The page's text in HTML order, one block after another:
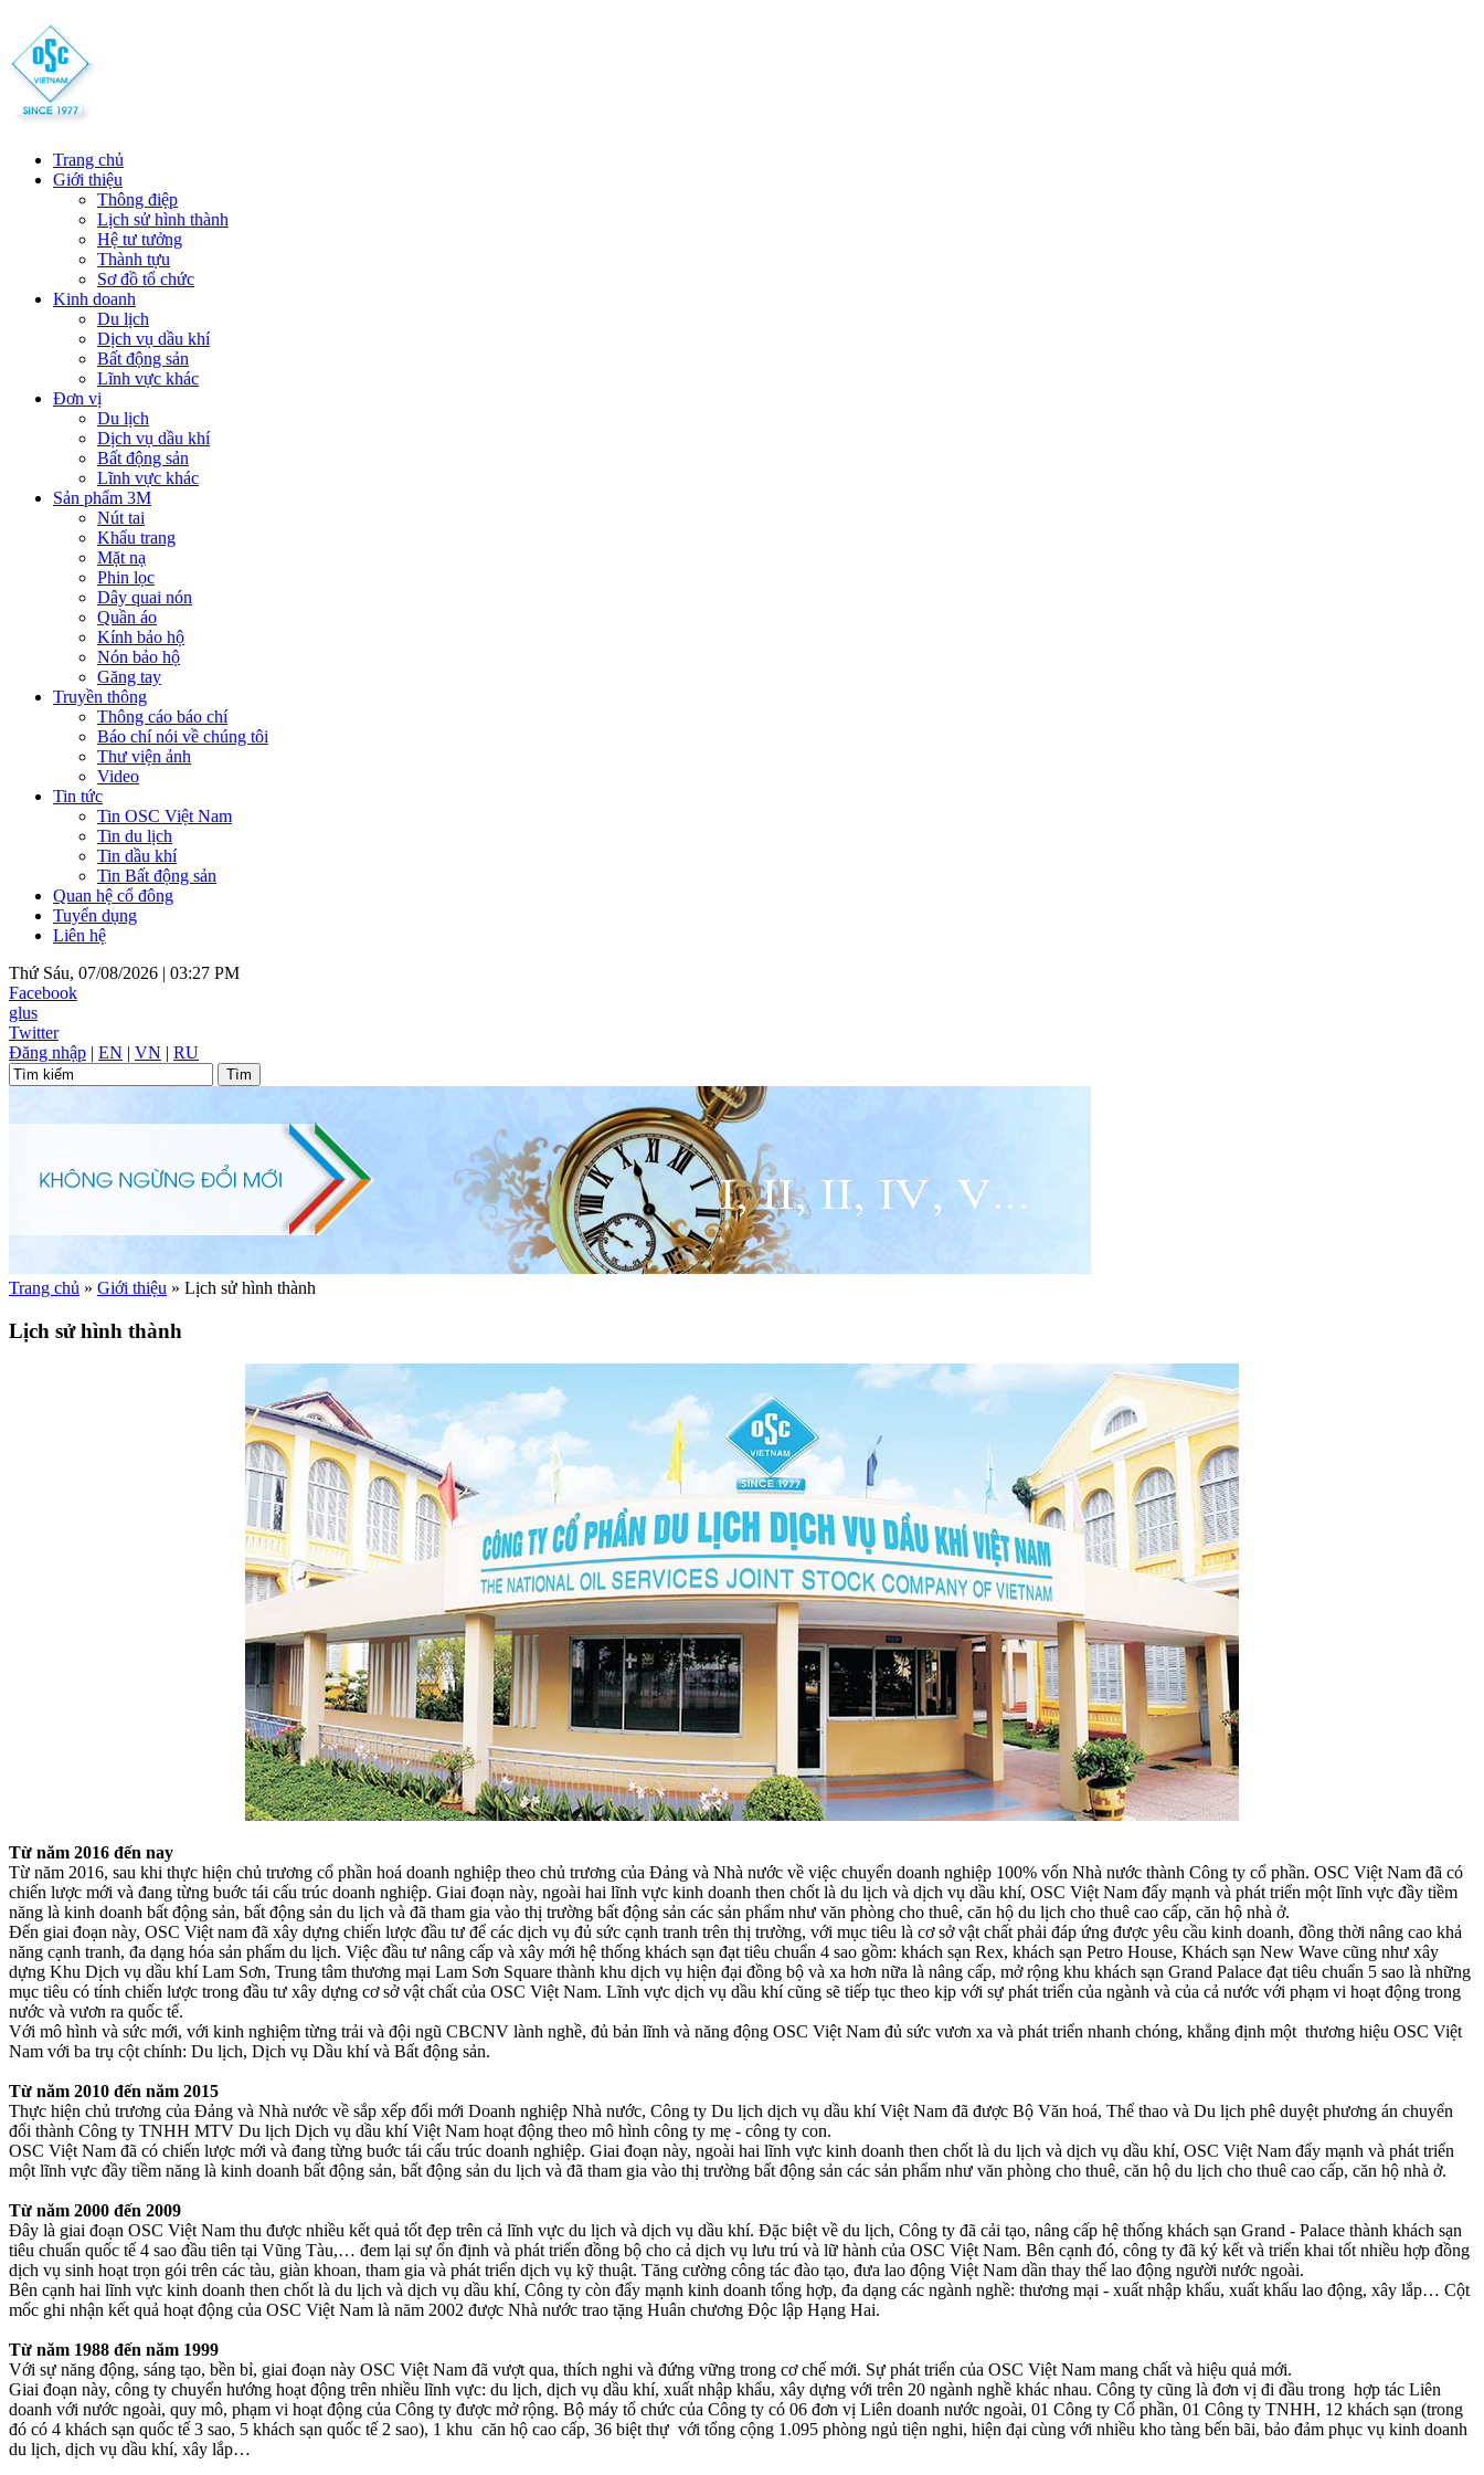
Trang chủ
Giới thiệu
Thông điệp
Lịch sử hình thành
Hệ tư tưởng
Thành tựu
Sơ đồ tổ chức
Kinh doanh
Du lịch
Dịch vụ dầu khí
Bất động sản
Lĩnh vực khác
Đơn vị
Du lịch
Dịch vụ dầu khí
Bất động sản
Lĩnh vực khác
Sản phẩm 3M
Nút tai
Khẩu trang
Mặt nạ
Phin lọc
Dây quai nón
Quần áo
Kính bảo hộ
Nón bảo hộ
Găng tay
Truyền thông
Thông cáo báo chí
Báo chí nói về chúng tôi
Thư viện ảnh
Video
Tin tức
Tin OSC Việt Nam
Tin du lịch
Tin dầu khí
Tin Bất động sản
Quan hệ cổ đông
Tuyển dụng
Liên hệ
Thứ Sáu, 07/08/2026 | 03:27 PM
Facebook
glus
Twitter
Đăng nhập | EN | VN | RU
Trang chủ » Giới thiệu » Lịch sử hình thành
Lịch sử hình thành
Từ năm 2016 đến nay
Từ năm 2016, sau khi thực hiện chủ trương cổ phần hoá doanh nghiệp theo chủ trương của Đảng và Nhà nước về việc chuyển doanh nghiệp 100% vốn Nhà nước thành Công ty cổ phần. OSC Việt Nam đã có
chiến lược mới và đang từng buớc tái cấu trúc doanh nghiệp. Giai đoạn này, ngoài hai lĩnh vực kinh doanh then chốt là du lịch và dịch vụ dầu khí, OSC Việt Nam đẩy mạnh và phát triển một lĩnh vực đầy tiềm
năng là kinh doanh bất động sản, bất động sản du lịch và đã tham gia vào thị trường bất động sản các sản phẩm như văn phòng cho thuê, căn hộ du lịch cho thuê cao cấp, căn hộ nhà ở.
Đến giai đoạn này, OSC Việt nam đã xây dựng chiến lược đầu tư để các dịch vụ đủ sức cạnh tranh trên thị trường, với mục tiêu là cơ sở vật chất phải đáp ứng được yêu cầu kinh doanh, đồng thời nâng cao khả
năng cạnh tranh, đa dạng hóa sản phẩm du lịch. Việc đầu tư nâng cấp và xây mới hệ thống khách sạn đạt tiêu chuẩn 4 sao gồm: khách sạn Rex, khách sạn Petro House, Khách sạn New Wave cũng như xây
dựng Khu Dịch vụ dầu khí Lam Sơn, Trung tâm thương mại Lam Sơn Square thành khu dịch vụ hiện đại đồng bộ và xa hơn nữa là nâng cấp, mở rộng khu khách sạn Grand Palace đạt tiêu chuẩn 5 sao là những
mục tiêu có tính chiến lược trong đầu tư xây dựng cơ sở vật chất của OSC Việt Nam. Lĩnh vực dịch vụ dầu khí cũng sẽ tiếp tục theo kịp với sự phát triển của ngành và của cả nước với phạm vi hoạt động trong
nước và vươn ra quốc tế.
Với mô hình và sức mới, với kinh nghiệm từng trải và đội ngũ CBCNV lành nghề, đủ bản lĩnh và năng động OSC Việt Nam đủ sức vươn xa và phát triển nhanh chóng, khẳng định một thương hiệu OSC Việt
Nam với ba trụ cột chính: Du lịch, Dịch vụ Dầu khí và Bất động sản.
Từ năm 2010 đến năm 2015
Thực hiện chủ trương của Đảng và Nhà nước về sắp xếp đổi mới Doanh nghiệp Nhà nước, Công ty Du lịch dịch vụ dầu khí Việt Nam đã được Bộ Văn hoá, Thể thao và Du lịch phê duyệt phương án chuyển
đổi thành Công ty TNHH MTV Du lịch Dịch vụ dầu khí Việt Nam hoạt động theo mô hình công ty mẹ - công ty con.
OSC Việt Nam đã có chiến lược mới và đang từng buớc tái cấu trúc doanh nghiệp. Giai đoạn này, ngoài hai lĩnh vực kinh doanh then chốt là du lịch và dịch vụ dầu khí, OSC Việt Nam đẩy mạnh và phát triển
một lĩnh vực đầy tiềm năng là kinh doanh bất động sản, bất động sản du lịch và đã tham gia vào thị trường bất động sản các sản phẩm như văn phòng cho thuê, căn hộ du lịch cho thuê cao cấp, căn hộ nhà ở.
Từ năm 2000 đến 2009
Đây là giai đoạn OSC Việt Nam thu được nhiều kết quả tốt đẹp trên cả lĩnh vực du lịch và dịch vụ dầu khí. Đặc biệt về du lịch, Công ty đã cải tạo, nâng cấp hệ thống khách sạn Grand - Palace thành khách sạn
tiêu chuẩn quốc tế 4 sao đầu tiên tại Vũng Tàu,… đem lại sự ổn định và phát triển đồng bộ cho cả dịch vụ lưu trú và lữ hành của OSC Việt Nam. Bên cạnh đó, công ty đã ký kết và triển khai tốt nhiều hợp đồng
dịch vụ sinh hoạt trọn gói trên các tàu, giàn khoan, tham gia và phát triển dịch vụ kỹ thuật. Tăng cường công tác đào tạo, đưa lao động Việt Nam dần thay thế lao động người nước ngoài.
Bên cạnh hai lĩnh vực kinh doanh then chốt là du lịch và dịch vụ dầu khí, Công ty còn đẩy mạnh kinh doanh tổng hợp, đa dạng các ngành nghề: thương mại - xuất nhập khẩu, xuất khẩu lao động, xây lắp… Cột
mốc ghi nhận kết quả hoạt động của OSC Việt Nam là năm 2002 được Nhà nước trao tặng Huân chương Độc lập Hạng Hai.
Từ năm 1988 đến năm 1999
Với sự năng động, sáng tạo, bền bỉ, giai đoạn này OSC Việt Nam đã vượt qua, thích nghi và đứng vững trong cơ chế mới. Sự phát triển của OSC Việt Nam mang chất và hiệu quả mới.
Giai đoạn này, công ty chuyển hướng hoạt động trên nhiều lĩnh vực: du lịch, dịch vụ dầu khí, xuất nhập khẩu, xây dựng với trên 20 ngành nghề khác nhau. Công ty cũng là đơn vị đi đầu trong hợp tác Liên
doanh với nước ngoài, quy mô, phạm vi hoạt động của Công ty được mở rộng. Bộ máy tổ chức của Công ty có 06 đơn vị Liên doanh nước ngoài, 01 Công ty Cổ phần, 01 Công ty TNHH, 12 khách sạn (trong
đó có 4 khách sạn quốc tế 3 sao, 5 khách sạn quốc tế 2 sao), 1 khu căn hộ cao cấp, 36 biệt thự với tổng cộng 1.095 phòng ngủ tiện nghi, hiện đại cùng với nhiều kho tàng bến bãi, bảo đảm phục vụ kinh doanh
du lịch, dịch vụ dầu khí, xây lắp…